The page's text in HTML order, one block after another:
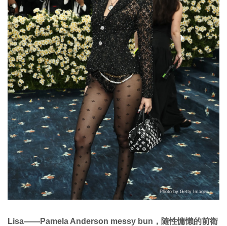
Photo by Getty Images
Lisa——Pamela Anderson messy bun，隨性慵懶的前衛